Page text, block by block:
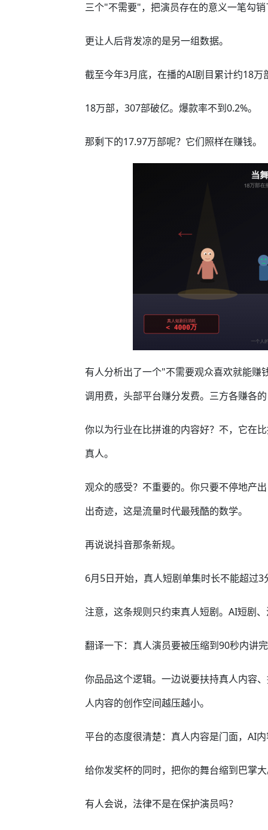
三个"不需要"，把演员存在的意义一笔勾
更让人后背发凉的是另一组数据。
截至今年3月底，在播的AI剧目累计约18
18万部，307部破亿。爆款率不到0.2%。
那剩下的17.97万部呢？它们照样在赚钱。
有人分析出了一个"不需要观众喜欢就能赚
调用费，头部平台赚分发费。三方各赚各
你以为行业在比拼谁的内容好？不，它在
真人。
观众的感受？不重要的。你只要不停地产
出奇迹，这是流量时代最残酷的数学。
再说说抖音那条新规。
6月5日开始，真人短剧单集时长不能超过
注意，这条规则只约束真人短剧。AI短剧
翻译一下：真人演员要被压缩到90秒内讲
你品品这个逻辑。一边说要扶持真人内容
人内容的创作空间越压越小。
平台的态度很清楚：真人内容是门面，AI
给你发奖杯的同时，把你的舞台缩到巴掌
有人会说，法律不是在保护演员吗？